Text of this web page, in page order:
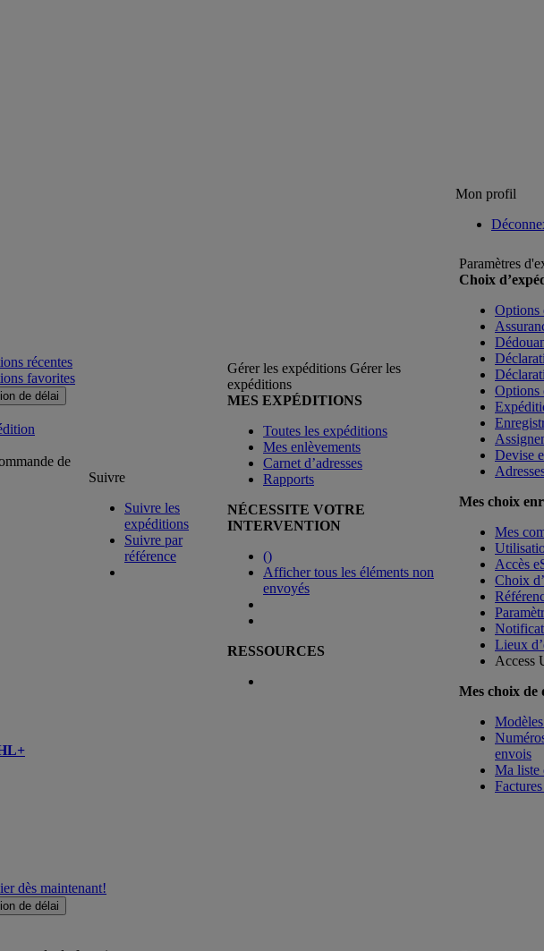
Mon profil
récentes
favorites
de délai
de
Suivre
Suivre les
expéditions
Suivre par
référence
Gérer les expéditions Gérer les
expéditions
MES EXPÉDITIONS
Toutes les expéditions
Mes enlèvements
Carnet d’adresses
Rapports
NÉCESSITE VOTRE
INTERVENTION
()
Afficher tous les éléments non
envoyés
RESSOURCES
Paramètres
Choix
Options
Options
Devise
Mes choix
Mes
Accès
Choix
Lieux
Access
Mes choix de
envois
Ma liste
dès maintenant!
de délai